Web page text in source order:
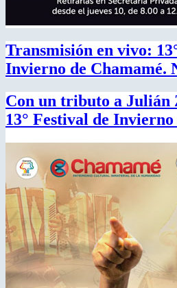
Transmisión en vivo:
Invierno de Chamamé.
Con un tributo a
13° Festival de